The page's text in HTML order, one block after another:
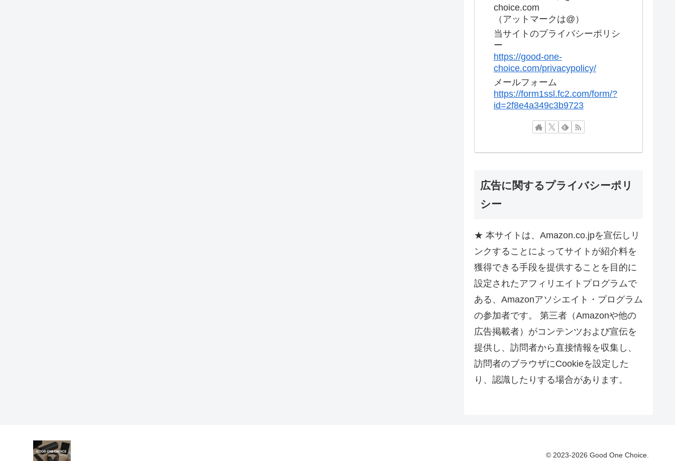
choice.com
（アットマークは@）
当サイトのプライバシーポリシ
ー
https://good-one-
choice.com/privacypolicy/
メールフォーム
https://form1ssl.fc2.com/form/?
id=2f8e4a349c3b9723
広告に関するプライバシーポリ
シー
★ 本サイトは、Amazon.co.jpを宣伝しリ
ンクすることによってサイトが紹介料を
獲得できる手段を提供することを目的に
設定されたアフィリエイトプログラムで
ある、Amazonアソシエイト・プログラム
の参加者です。 第三者（Amazonや他の
広告掲載者）がコンテンツおよび宣伝を
提供し、訪問者から直接情報を収集し、
訪問者のブラウザにCookieを設定した
り、認識したりする場合があります。
© 2023-2026 Good One Choice.